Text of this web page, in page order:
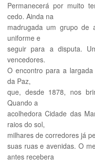
Permanecerá por muito
cedo. Ainda na
madrugada um grupo de
uniforme e
seguir para a disputa.
vencedores.
O encontro para a
da Paz,
que, desde 1878, nos
Quando a
acolhedora Cidade das
raios do sol,
milhares de corredores já
suas ruas e avenidas. O
antes recebera